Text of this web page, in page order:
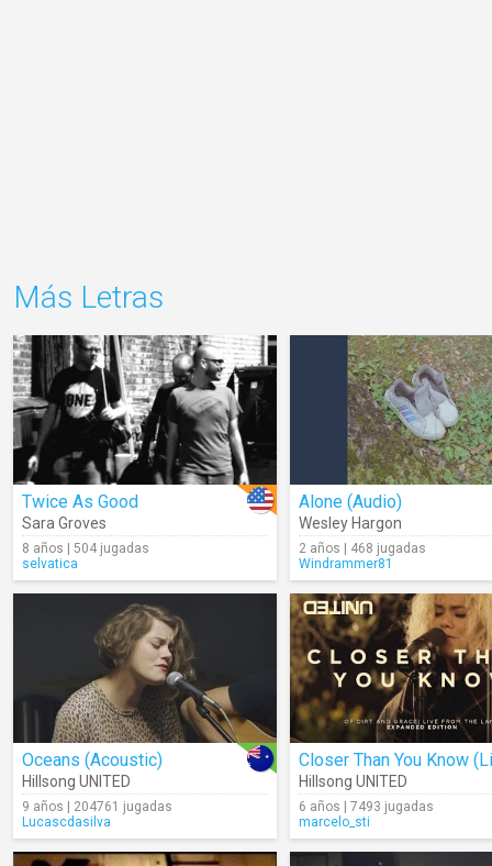
Más Letras
Twice As Good
Sara Groves
8 años | 504 jugadas
selvatica
Alone (Audio)
Wesley Hargon
2 años | 468 jugadas
Windrammer81
Oceans (Acoustic)
Hillsong UNITED
9 años | 204761 jugadas
Lucascdasilva
Closer Than You Know
Hillsong UNITED
6 años | 7493 jugadas
marcelo_sti